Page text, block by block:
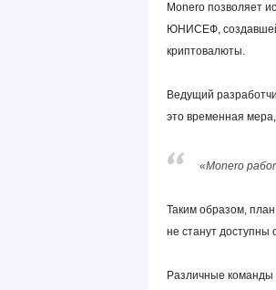
Monero позволяет
ЮНИСЕФ, создавшей
криптовалюты.
Ведущий
это временная
«Monero
Таким образом,
не станут
Различные команды